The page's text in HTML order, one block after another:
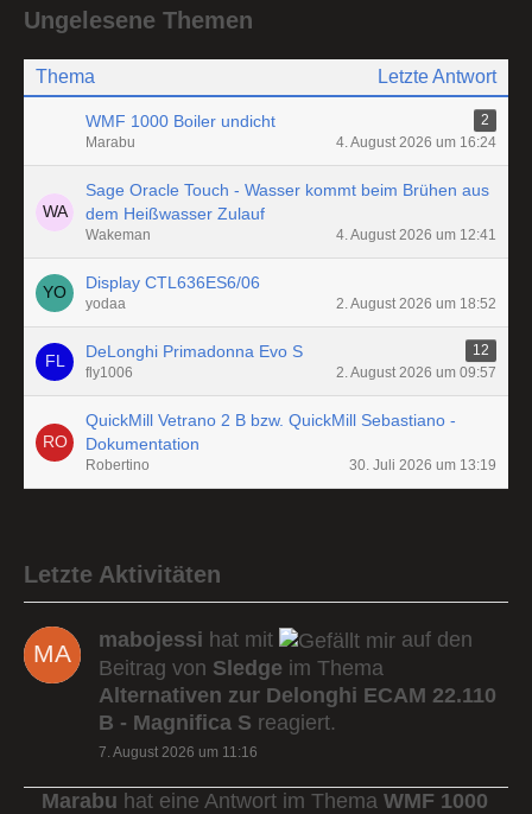
Ungelesene Themen
Thema Letzte Antwort
WMF 1000 Boiler undicht
2
Marabu
4. August 2026 um 16:24
Sage Oracle Touch - Wasser kommt beim Brühen aus
dem Heißwasser Zulauf
Wakeman 4. August 2026 um 12:41
Display CTL636ES6/06
yodaa 2. August 2026 um 18:52
DeLonghi Primadonna Evo S
12
fly1006
2. August 2026 um 09:57
QuickMill Vetrano 2 B bzw. QuickMill Sebastiano -
Dokumentation
Robertino 30. Juli 2026 um 13:19
Letzte Aktivitäten
mabojessi hat mit
auf den
Beitrag von Sledge im Thema
Alternativen zur Delonghi ECAM 22.110
B - Magnifica S reagiert.
7. August 2026 um 11:16
Marabu hat eine Antwort im Thema WMF 1000